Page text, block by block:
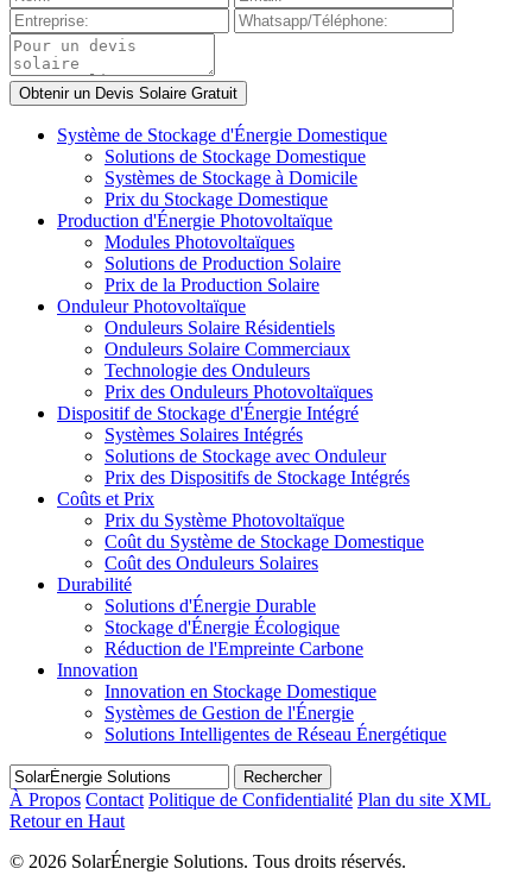
Système de Stockage d'Énergie Domestique
Solutions de Stockage Domestique
Systèmes de Stockage à Domicile
Prix du Stockage Domestique
Production d'Énergie Photovoltaïque
Modules Photovoltaïques
Solutions de Production Solaire
Prix de la Production Solaire
Onduleur Photovoltaïque
Onduleurs Solaire Résidentiels
Onduleurs Solaire Commerciaux
Technologie des Onduleurs
Prix des Onduleurs Photovoltaïques
Dispositif de Stockage d'Énergie Intégré
Systèmes Solaires Intégrés
Solutions de Stockage avec Onduleur
Prix des Dispositifs de Stockage Intégrés
Coûts et Prix
Prix du Système Photovoltaïque
Coût du Système de Stockage Domestique
Coût des Onduleurs Solaires
Durabilité
Solutions d'Énergie Durable
Stockage d'Énergie Écologique
Réduction de l'Empreinte Carbone
Innovation
Innovation en Stockage Domestique
Systèmes de Gestion de l'Énergie
Solutions Intelligentes de Réseau Énergétique
Rechercher
À Propos Contact Politique de Confidentialité Plan du site XML
Retour en Haut
© 2026 SolarÉnergie Solutions. Tous droits réservés.